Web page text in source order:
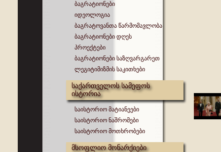
ბაგრატიონები
იდეოლოგია
ბაგრატოვანთა წარმომავლობა
ბაგრატიონები დღეს
პროექტები
ბაგრატიონები საზღვარგარეთ
ლეგიტიმიზმის საკითხები
საქართველოს სამეფოს
ისტორია
საისტორიო მატიანეები
საისტორიო ნაშრომები
საისტორიო მოთხრობები
მსოფლიო მონარქიები